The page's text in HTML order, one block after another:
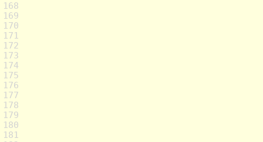
168
169
170
171
172
173
174
175
176
177
178
179
180
181